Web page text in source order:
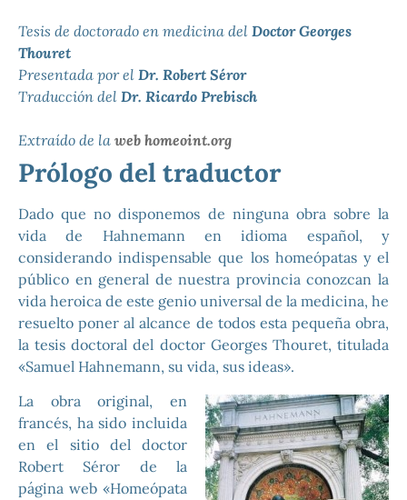
Tesis de doctorado en medicina del Doctor Georges
Thouret
Presentada por el Dr. Robert Séror
Traducción del Dr. Ricardo Prebisch
Extraído de la web homeoint.org
Prólogo del traductor
Dado que no disponemos de ninguna obra sobre la
vida de Hahnemann en idioma español, y
considerando indispensable que los homeópatas y el
público en general de nuestra provincia conozcan la
vida heroica de este genio universal de la medicina, he
resuelto poner al alcance de todos esta pequeña obra,
la tesis doctoral del doctor Georges Thouret, titulada
«Samuel Hahnemann, su vida, sus ideas».
La obra original, en
francés, ha sido incluida
en el sitio del doctor
Robert Séror de la
página web «Homeópata